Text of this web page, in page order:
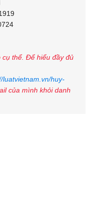
cụ thể. Để hiểu đầy đủ
luatvietnam.vn/huy-
của mình khỏi danh